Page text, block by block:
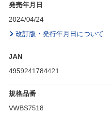
発売年月日
2024/04/24
改訂版・発行年月日について
JAN
4959241784421
規格品番
VWBS7518